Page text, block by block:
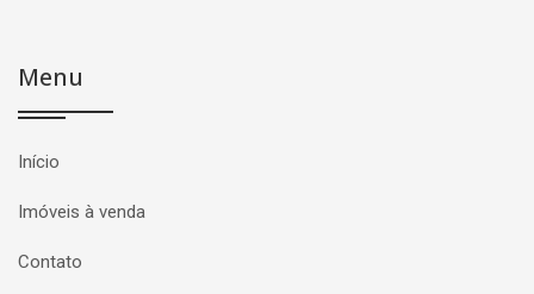
Menu
Início
Imóveis à venda
Contato